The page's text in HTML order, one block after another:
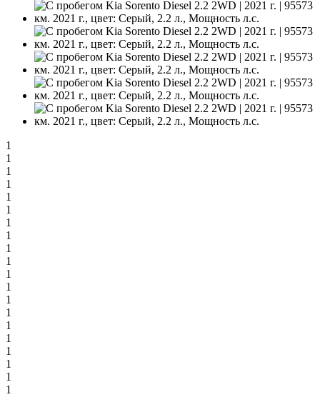
1
1
1
1
1
1
1
1
1
1
1
1
1
1
1
1
1
1
1
1